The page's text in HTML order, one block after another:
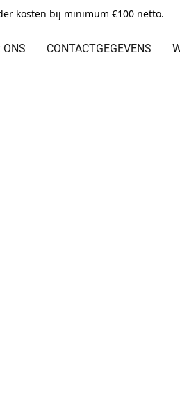
kosten bij minimum €100 netto.
ONS CONTACTGEGEVENS